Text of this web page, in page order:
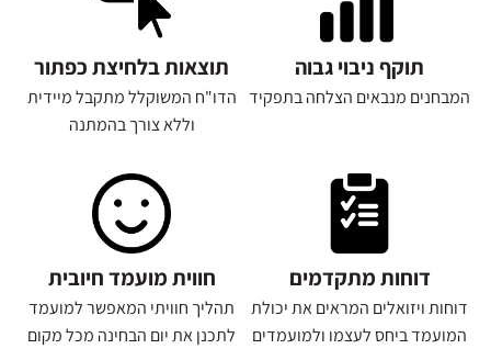
תוקף ניבוי גבוה
המבחנים מנבאים הצלחה בתפקיד
תוצאות בלחיצת כפתור
הדו"ח המשוקלל מתקבל מיידית
וללא צורך בהמתנה
דוחות מתקדמים
דוחות ויזואלים המראים את יכולת
המועמד ביחס לעצמו ולמועמדים
חווית מועמד חיובית
תהליך חוויתי המאפשר למועמד
לתכנן את יום הבחינה מכל מקום